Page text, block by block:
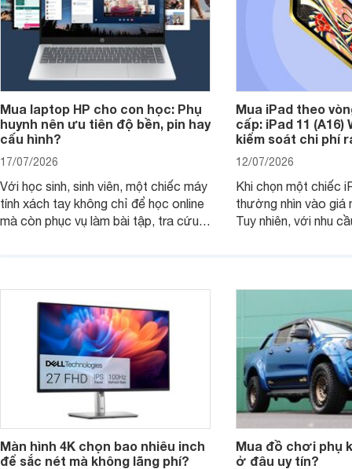
Mua laptop HP cho con học: Phụ
huynh nên ưu tiên độ bền, pin hay
cấu hình?
17/07/2026
Với học sinh, sinh viên, một chiếc máy
tính xách tay không chỉ để học online
mà còn phục vụ làm bài tập, tra cứu,
thay vì chỉ so sánh cấu hình trên giấy.
Mua iPad theo
cấp: iPad 11 (A16)
kiểm soát chi phí
12/07/2026
Khi chọn một chiếc
thường nhìn vào
Tuy nhiên, với nhu
không, dùng được
Màn hình 4K chọn bao nhiêu inch
để sắc nét mà không lãng phí?
Mua đồ chơi phụ
ở đâu uy tín?